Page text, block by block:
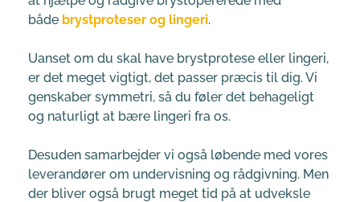
både brystproteser og lingeri.
Uanset om du skal have brystprotese eller lingeri,
er det meget vigtigt, det passer præcis til dig. Vi
genskaber symmetri, så du føler det behageligt
og naturligt at bære lingeri fra os.
Desuden samarbejder vi også løbende med vores
leverandører om undervisning og rådgivning. Men
der bliver også brugt meget tid på at udveksle